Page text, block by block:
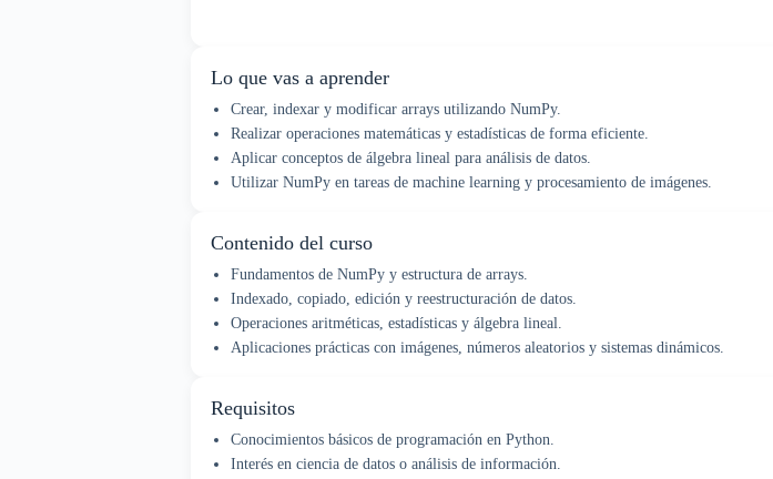
Lo que vas a aprender
Crear, indexar y modificar arrays utilizando NumPy.
Realizar operaciones matemáticas y estadísticas de forma eficiente.
Aplicar conceptos de álgebra lineal para análisis de datos.
Utilizar NumPy en tareas de machine learning y procesamiento de imágenes.
Contenido del curso
Fundamentos de NumPy y estructura de arrays.
Indexado, copiado, edición y reestructuración de datos.
Operaciones aritméticas, estadísticas y álgebra lineal.
Aplicaciones prácticas con imágenes, números aleatorios y sistemas dinámicos.
Requisitos
Conocimientos básicos de programación en Python.
Interés en ciencia de datos o análisis de información.